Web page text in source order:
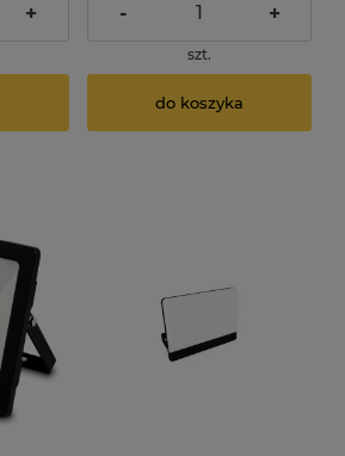
+ - +
szt.
do koszyka